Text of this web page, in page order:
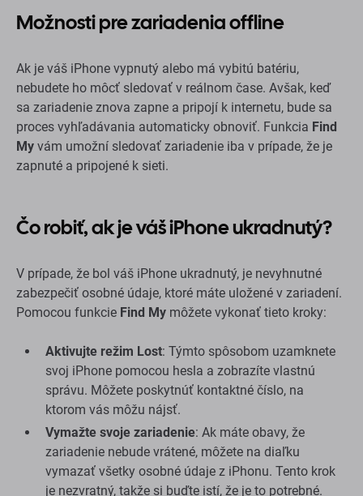
Možnosti pre zariadenia offline
Ak je váš iPhone vypnutý alebo má vybitú batériu,
nebudete ho môcť sledovať v reálnom čase. Avšak, keď
sa zariadenie znova zapne a pripojí k internetu, bude sa
proces vyhľadávania automaticky obnoviť. Funkcia Find
My vám umožní sledovať zariadenie iba v prípade, že je
zapnuté a pripojené k sieti.
Čo robiť, ak je váš iPhone ukradnutý?
V prípade, že bol váš iPhone ukradnutý, je nevyhnutné
zabezpečiť osobné údaje, ktoré máte uložené v zariadení.
Pomocou funkcie Find My môžete vykonať tieto kroky:
Aktivujte režim Lost: Týmto spôsobom uzamknete
svoj iPhone pomocou hesla a zobrazíte vlastnú
správu. Môžete poskytnúť kontaktné číslo, na
ktorom vás môžu nájsť.
Vymažte svoje zariadenie: Ak máte obavy, že
zariadenie nebude vrátené, môžete na diaľku
vymazať všetky osobné údaje z iPhonu. Tento krok
je nezvratný, takže si buďte istí, že je to potrebné.